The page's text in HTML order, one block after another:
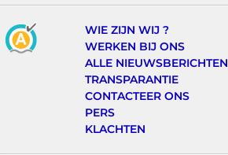
komt overeen met 42,04% van
WIE ZIJN WIJ ?
WERKEN BIJ ONS
ALLE NIEUWSBERICHTEN
TRANSPARANTIE
CONTACTEER ONS
PERS
KLACHTEN